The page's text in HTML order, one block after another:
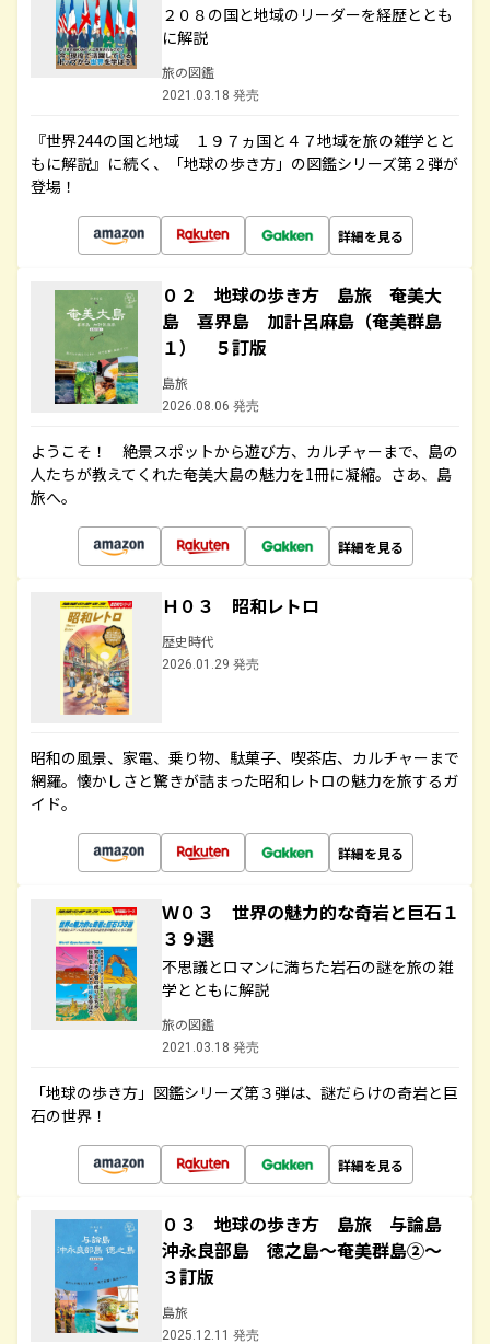
２０８の国と地域のリーダーを経歴ととも
に解説
旅の図鑑
2021.03.18 発売
『世界244の国と地域 １９７ヵ国と４７地域を旅の雑学とと
もに解説』に続く、「地球の歩き方」の図鑑シリーズ第２弾が
登場！
詳細を見る
０２ 地球の歩き方 島旅 奄美大
島 喜界島 加計呂麻島（奄美群島
１） ５訂版
島旅
2026.08.06 発売
ようこそ！ 絶景スポットから遊び方、カルチャーまで、島の
人たちが教えてくれた奄美大島の魅力を1冊に凝縮。さあ、島
旅へ。
詳細を見る
Ｈ０３ 昭和レトロ
歴史時代
2026.01.29 発売
昭和の風景、家電、乗り物、駄菓子、喫茶店、カルチャーまで
網羅。懐かしさと驚きが詰まった昭和レトロの魅力を旅するガ
イド。
詳細を見る
Ｗ０３ 世界の魅力的な奇岩と巨石１
３９選
不思議とロマンに満ちた岩石の謎を旅の雑
学とともに解説
旅の図鑑
2021.03.18 発売
「地球の歩き方」図鑑シリーズ第３弾は、謎だらけの奇岩と巨
石の世界！
詳細を見る
０３ 地球の歩き方 島旅 与論島
沖永良部島 徳之島～奄美群島②～
３訂版
島旅
2025.12.11 発売